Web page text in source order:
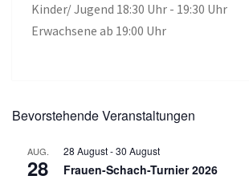
Kinder/ Jugend 18:30 Uhr - 19:30 Uhr
Erwachsene ab 19:00 Uhr
Bevorstehende Veranstaltungen
AUG.
28
28 August-30 August
Frauen-Schach-Turnier 2026